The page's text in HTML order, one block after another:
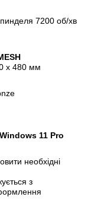
7200 об/хв
x 480 мм
11 Pro
необхідні
з